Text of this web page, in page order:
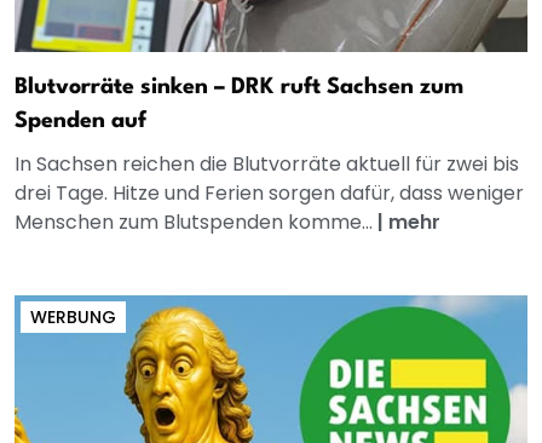
Blutvorräte sinken – DRK ruft Sachsen zum
Spenden auf
In Sachsen reichen die Blutvorräte aktuell für zwei bis
drei Tage. Hitze und Ferien sorgen dafür, dass weniger
Menschen zum Blutspenden komme... | mehr
WERBUNG